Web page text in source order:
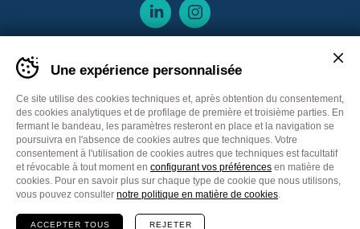
Sitemap Privacy policy
Cookie Policy
Une expérience personnalisée
Ce site utilise des cookies techniques et, après obtention du consentement,
des cookies analytiques et de profilage de première et troisième parties. En
fermant le bandeau, les paramètres resteront en place et la navigation se
poursuivra en l'absence de cookies autres que techniques. Votre
consentement à l'utilisation de cookies autres que techniques est facultatif
et révocable à tout moment en configurant vos préférences en matière de
cookies. Pour en savoir plus sur chaque type de cookie que nous utilisons,
vous pouvez consulter notre politique en matière de cookies.
ACCEPTER TOUS REJETER